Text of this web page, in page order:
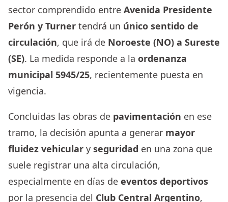
sector comprendido entre Avenida Presidente
Perón y Turner tendrá un único sentido de
circulación, que irá de Noroeste (NO) a Sureste
(SE). La medida responde a la ordenanza
municipal 5945/25, recientemente puesta en
vigencia.
Concluidas las obras de pavimentación en ese
tramo, la decisión apunta a generar mayor
fluidez vehicular y seguridad en una zona que
suele registrar una alta circulación,
especialmente en días de eventos deportivos
por la presencia del Club Central Argentino,